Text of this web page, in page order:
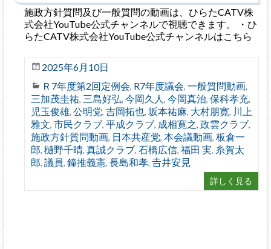
施政方針質問及び一般質問の動画は、ひらたCATV株
式会社YouTube公式チャンネルで視聴できます。 ・ひ
らたCATV株式会社YouTube公式チャンネルはこちら
2025年6月10日
Ｒ7年度第2回定例会, R7年度議会, 一般質問動画,
三加茂圭祐, 三島好弘, 今岡久人 , 今岡真治, 保科孝充,
児玉俊雄, 公明党, 吉岡拓也, 坂本祐麻, 大村朋寛, 川上
雅文, 市民クラブ, 平成クラブ, 成相寛之, 政雲クラブ,
施政方針質問動画, 日本共産党, 本会議動画, 板倉一
郎, 樋野千晴, 真誠クラブ, 石橋広信, 福田 実, 糸賀太
郎, 議員, 鐘推義憲, 長島和孝, 𠮷井安見
詳しく見る